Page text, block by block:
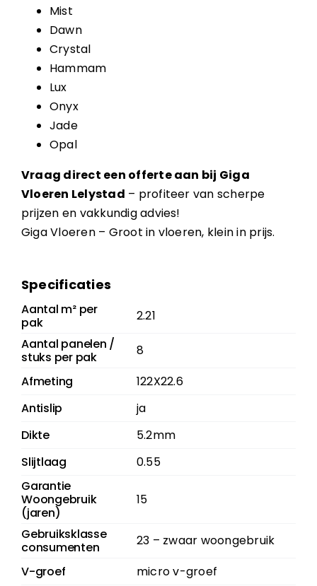
Mist
Dawn
Crystal
Hammam
Lux
Onyx
Jade
Opal
Vraag direct een offerte aan bij Giga
Vloeren Lelystad – profiteer van scherpe
prijzen en vakkundig advies!
Giga Vloeren – Groot in vloeren, klein in prijs.
Specificaties
Aantal m² per
pak
2.21
Aantal panelen /
stuks per pak
8
Afmeting
122X22.6
Antislip
ja
Dikte
5.2mm
Slijtlaag
0.55
Garantie
Woongebruik
(jaren)
15
Gebruiksklasse
consumenten
23 – zwaar woongebruik
V-groef
micro v-groef